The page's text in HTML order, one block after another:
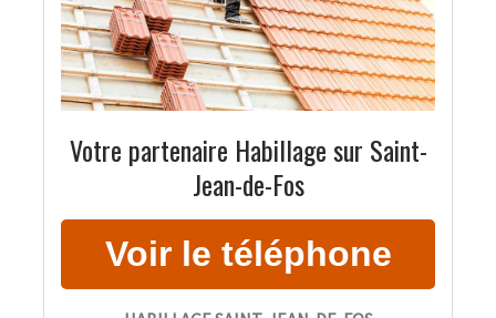
Votre partenaire Habillage sur Saint-
Jean-de-Fos